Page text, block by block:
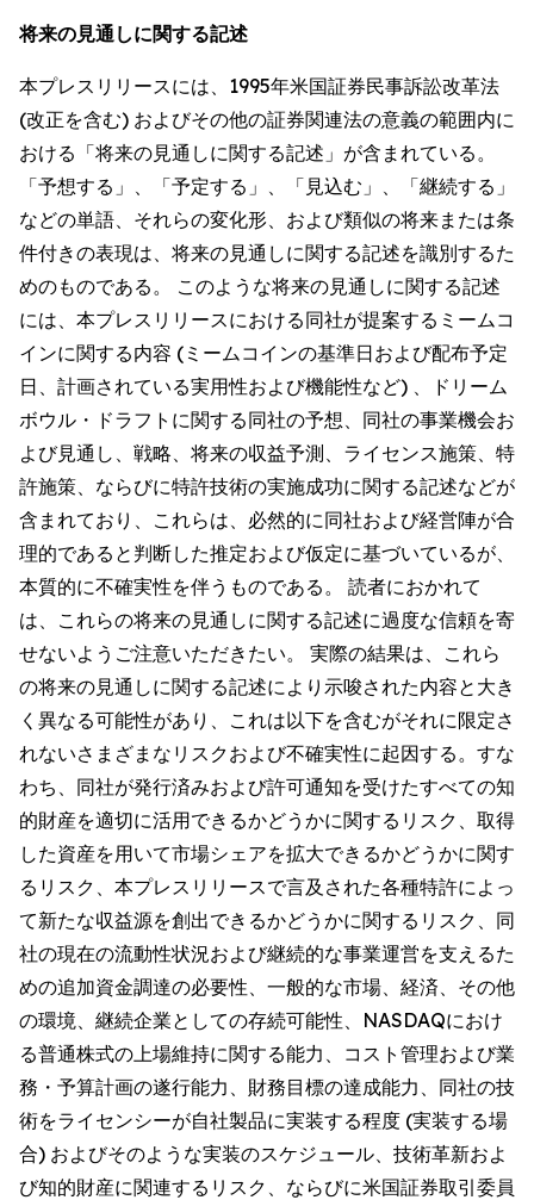
将来の見通しに関する記述
本プレスリリースには、1995年米国証券民事訴訟改革法
(改正を含む) およびその他の証券関連法の意義の範囲内に
おける「将来の見通しに関する記述」が含まれている。
「予想する」、「予定する」、「見込む」、「継続する」
などの単語、それらの変化形、および類似の将来または条
件付きの表現は、将来の見通しに関する記述を識別するた
めのものである。 このような将来の見通しに関する記述
には、本プレスリリースにおける同社が提案するミームコ
インに関する内容 (ミームコインの基準日および配布予定
日、計画されている実用性および機能性など) 、ドリーム
ボウル・ドラフトに関する同社の予想、同社の事業機会お
よび見通し、戦略、将来の収益予測、ライセンス施策、特
許施策、ならびに特許技術の実施成功に関する記述などが
含まれており、これらは、必然的に同社および経営陣が合
理的であると判断した推定および仮定に基づいているが、
本質的に不確実性を伴うものである。 読者におかれて
は、これらの将来の見通しに関する記述に過度な信頼を寄
せないようご注意いただきたい。 実際の結果は、これら
の将来の見通しに関する記述により示唆された内容と大き
く異なる可能性があり、これは以下を含むがそれに限定さ
れないさまざまなリスクおよび不確実性に起因する。すな
わち、同社が発行済みおよび許可通知を受けたすべての知
的財産を適切に活用できるかどうかに関するリスク、取得
した資産を用いて市場シェアを拡大できるかどうかに関す
るリスク、本プレスリリースで言及された各種特許によっ
て新たな収益源を創出できるかどうかに関するリスク、同
社の現在の流動性状況および継続的な事業運営を支えるた
めの追加資金調達の必要性、一般的な市場、経済、その他
の環境、継続企業としての存続可能性、NASDAQにおけ
る普通株式の上場維持に関する能力、コスト管理および業
務・予算計画の遂行能力、財務目標の達成能力、同社の技
術をライセンシーが自社製品に実装する程度 (実装する場
合) およびそのような実装のスケジュール、技術革新およ
び知的財産に関連するリスク、ならびに米国証券取引委員